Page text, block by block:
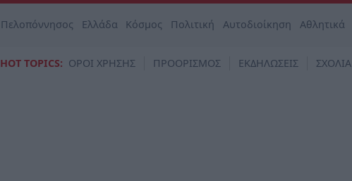
Πελοπόννησος Ελλάδα Κόσμος Πολιτική Αυτοδιοίκηση Αθλητικά
HOT TOPICS: ΟΡΟΙ ΧΡΗΣΗΣ ΠΡΟΟΡΙΣΜΟΣ ΕΚΔΗΛΩΣΕΙΣ ΣΧΟΛΙΑ